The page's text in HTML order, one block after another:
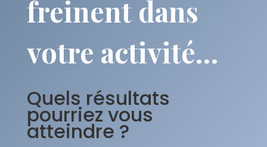
freinent dans
votre activité…
Quels résultats
pourriez vous
atteindre ?